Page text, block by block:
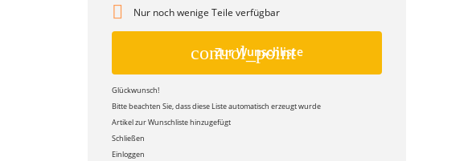
 Nur noch wenige Teile verfügbar
control_point
Zur Wunschliste
Glückwunsch!
Bitte beachten Sie, dass diese Liste automatisch erzeugt wurde
Artikel zur Wunschliste hinzugefügt
Schließen
Einloggen